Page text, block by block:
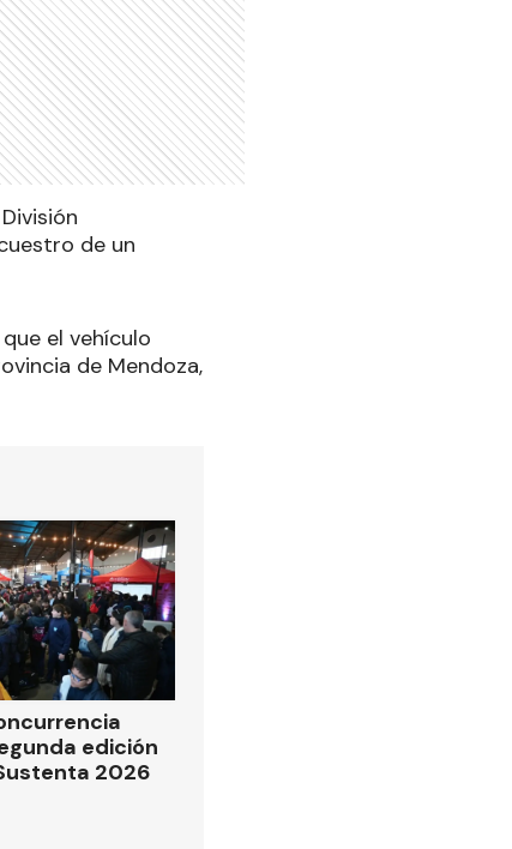
de un
el vehículo
de Mendoza,
edición
2026